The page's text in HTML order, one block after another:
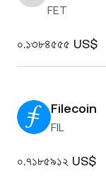
FET
০.১৩৮৪৫৫৫ US$
Filecoin
FIL
০.৭১৮৫৯১২ US$